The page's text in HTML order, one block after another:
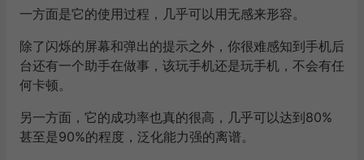
一方面是它的使用过程，几乎可以用无感来形容。
除了闪烁的屏幕和弹出的提示之外，你很难感知到手机后
台还有一个助手在做事，该玩手机还是玩手机，不会有任
何卡顿。
另一方面，它的成功率也真的很高，几乎可以达到80%
甚至是90%的程度，泛化能力强的离谱。